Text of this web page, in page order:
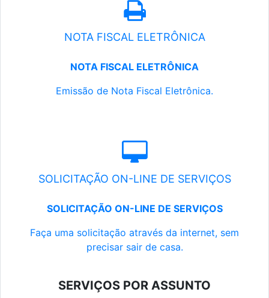
NOTA FISCAL ELETRÔNICA
NOTA FISCAL ELETRÔNICA
Emissão de Nota Fiscal Eletrônica.
SOLICITAÇÃO ON-LINE DE SERVIÇOS
SOLICITAÇÃO ON-LINE DE SERVIÇOS
Faça uma solicitação através da internet, sem
precisar sair de casa.
SERVIÇOS POR ASSUNTO